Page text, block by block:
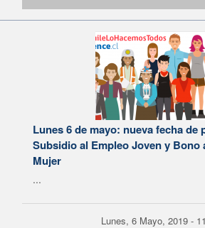
Lunes 6 de mayo: nueva fecha de
Subsidio al Empleo Joven y Bono
Mujer
...
Lunes, 6 Mayo, 2019 -